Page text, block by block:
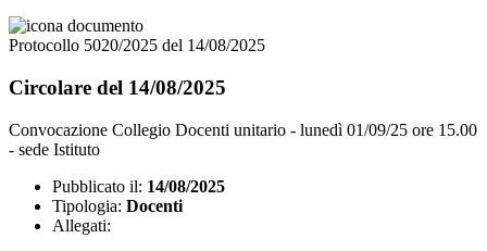
Protocollo 5020/2025 del 14/08/2025
Circolare del 14/08/2025
Convocazione Collegio Docenti unitario - lunedì 01/09/25 ore 15.00
- sede Istituto
Pubblicato il: 14/08/2025
Tipologia: Docenti
Allegati: